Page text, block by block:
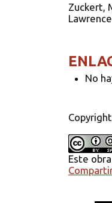
Zuckert,
No
Este